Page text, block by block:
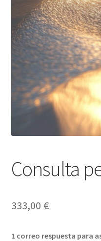
Consulta
333,00 €
1 correo respuesta para